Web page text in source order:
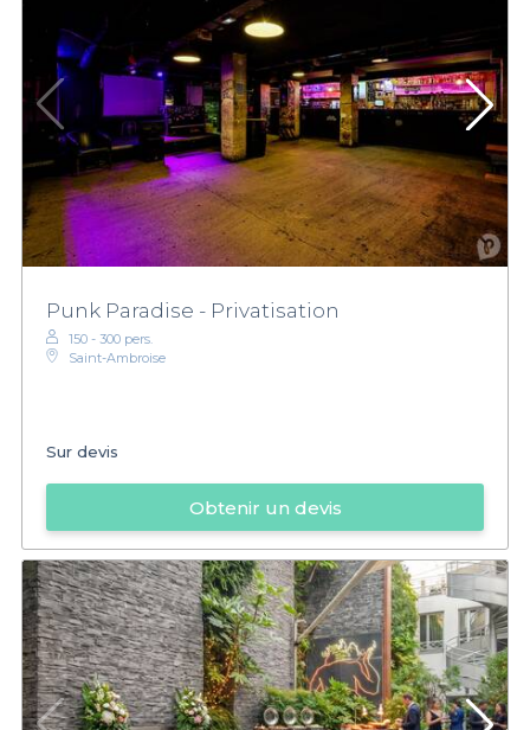
Punk Paradise - Privatisation
150 - 300 pers.
Saint-Ambroise
Sur devis
Obtenir un devis